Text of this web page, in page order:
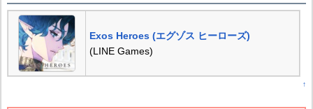
Exos Heroes (エグゾス ヒーローズ)
(LINE Games)
↑